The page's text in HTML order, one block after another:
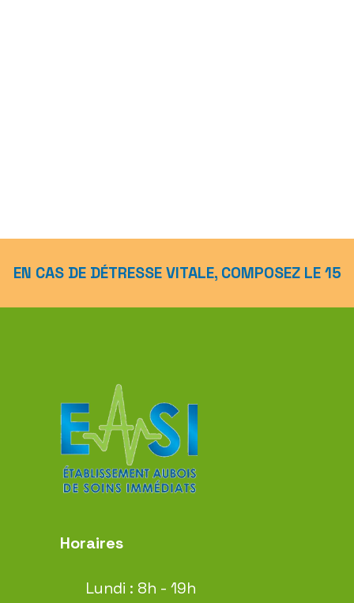
EN CAS DE DÉTRESSE VITALE, COMPOSEZ LE 15
Horaires
Lundi : 8h - 19h